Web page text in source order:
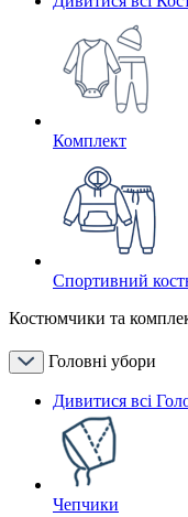
Комплект
Спортивний
Костюмчики та
Головні убори
Дивитися всі
Чепчики